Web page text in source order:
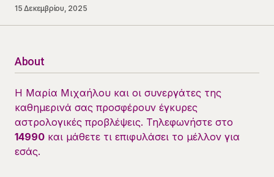
15 Δεκεμβρίου, 2025
About
Η Μαρία Μιχαήλου και οι συνεργάτες της
καθημερινά σας προσφέρουν έγκυρες
αστρολογικές προβλέψεις. Τηλεφωνήστε στο
14990 και μάθετε τι επιφυλάσει το μέλλον για
εσάς.